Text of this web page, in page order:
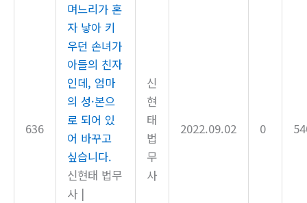
636
며느리가 혼
자 낳아 키
우던 손녀가
아들의 친자
인데, 엄마
의 성·본으
로 되어 있
어 바꾸고
싶습니다.
신현태 법무
사 |
신
현
태
법
무
사
2022.09.02 0